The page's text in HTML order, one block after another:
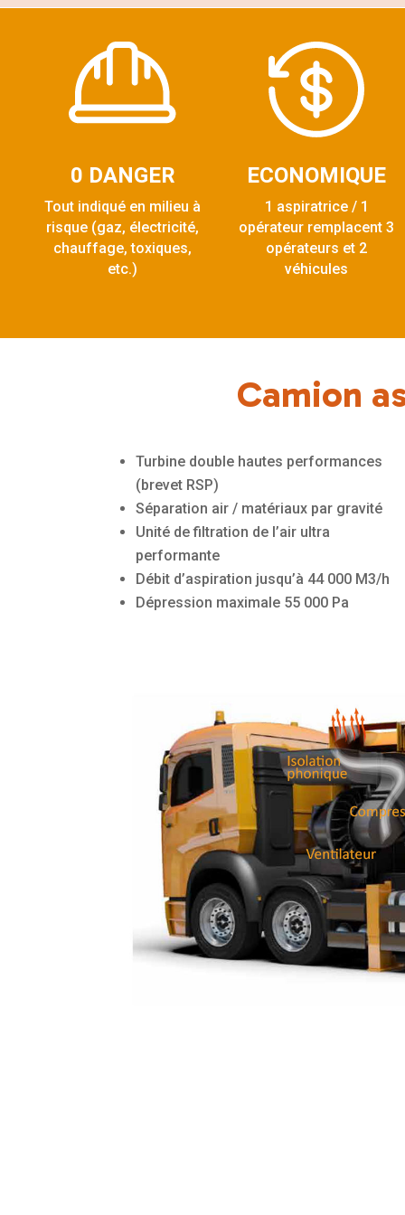
0 DANGER
Tout indiqué en milieu à
risque (gaz, électricité,
chauffage, toxiques,
etc.)
ECONOMIQUE
1 aspiratrice / 1
opérateur remplacent 3
opérateurs et 2
véhicules
Camion
Turbine double hautes performances
(brevet RSP)
Séparation air / matériaux par gravité
Unité de filtration de l’air ultra
performante
Débit d’aspiration jusqu’à 44 000 M3/h
Dépression maximale 55 000 Pa